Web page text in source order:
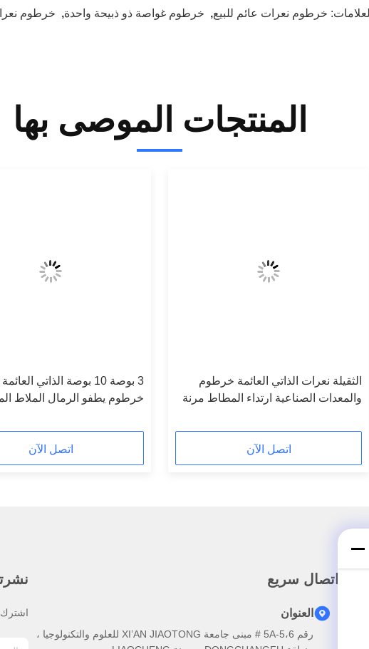
العلامات: خرطوم نعرات عائم للبيع, خرطوم غواصة ذو ذبيحة واحدة, خرطوم
المنتجات الموصى بها
الثقيلة نعرات الذاتي العائمة خرطوم
والمعدات الصناعية ارتداء المطاط مرنة
اتصل الآن
3 بوصة 10 بوصة الذاتي
خرطوم يطفو الرمال الملاط
اتصل الآن
اتصال سريع
العنوان
رقم 5A-5،6 # مبنى جامعة XI’AN JIAOTONG للعلوم والتكنولوجيا ،
اشترك